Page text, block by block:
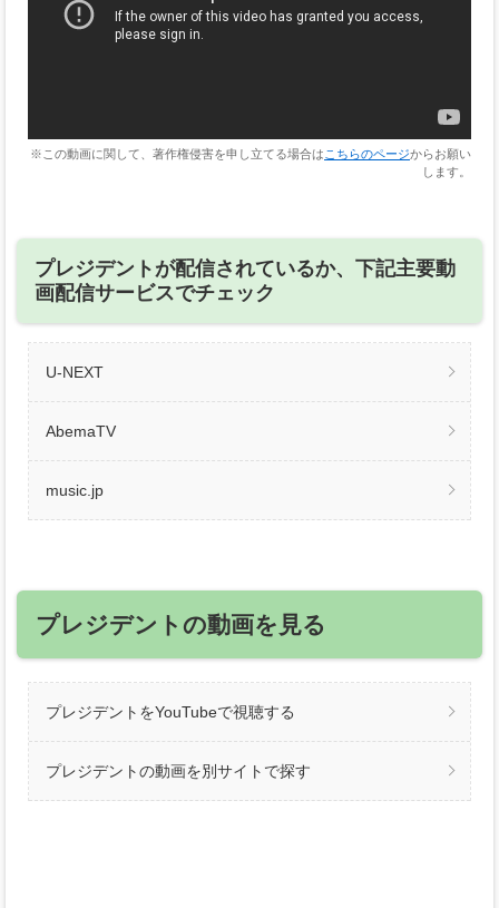
※この動画に関して、著作権侵害を申し立てる場合は こちらのページからお願い
します。
プレジデントが配信されているか、下記主要動
画配信サービスでチェック
U-NEXT
AbemaTV
music.jp
プレジデントの動画を見る
プレジデントをYouTubeで視聴する
プレジデントの動画を別サイトで探す